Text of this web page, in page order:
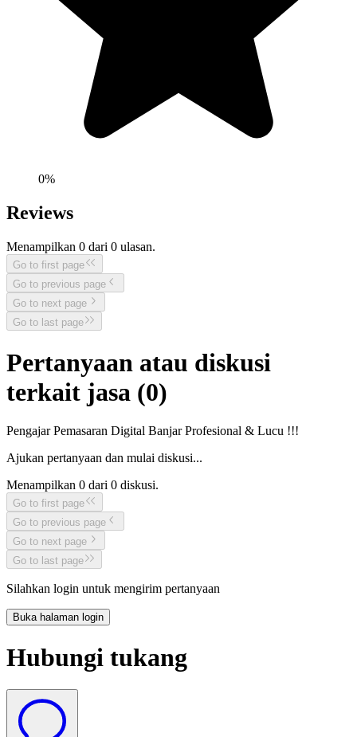
0%
Reviews
Menampilkan 0 dari 0 ulasan.
Go to first page
Go to previous page
Go to next page
Go to last page
Pertanyaan atau diskusi
terkait jasa (0)
Pengajar Pemasaran Digital Banjar Profesional & Lucu !!!
Ajukan pertanyaan dan mulai diskusi...
Menampilkan 0 dari 0 diskusi.
Go to first page
Go to previous page
Go to next page
Go to last page
Silahkan login untuk mengirim pertanyaan
Buka halaman login
Hubungi tukang